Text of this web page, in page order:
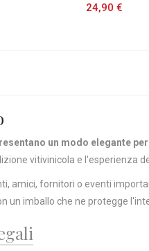
24,90 €
un modo elegante
vitivinicola e l'esperienza
amici, fornitori o eventi
un imballo che ne protegge